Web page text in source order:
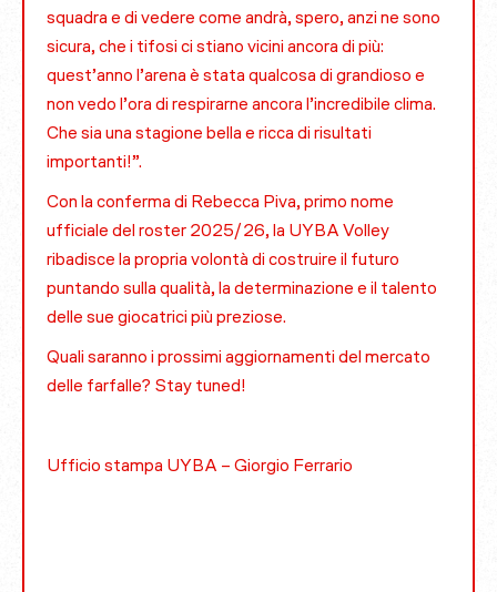
squadra e di vedere come andrà, spero, anzi ne sono
sicura, che i tifosi ci stiano vicini ancora di più:
quest’anno l’arena è stata qualcosa di grandioso e
non vedo l’ora di respirarne ancora l’incredibile clima.
Che sia una stagione bella e ricca di risultati
importanti!”.
Con la conferma di Rebecca Piva, primo nome
ufficiale del roster 2025/26, la UYBA Volley
ribadisce la propria volontà di costruire il futuro
puntando sulla qualità, la determinazione e il talento
delle sue giocatrici più preziose.
Quali saranno i prossimi aggiornamenti del mercato
delle farfalle? Stay tuned!
Ufficio stampa UYBA – Giorgio Ferrario